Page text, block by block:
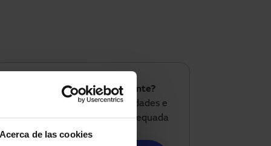
Acerca de las cookies
Tem um projeto semelhante?
Analisamos as suas necessidades e
definimos a solução mais adequada
para o seu caso.